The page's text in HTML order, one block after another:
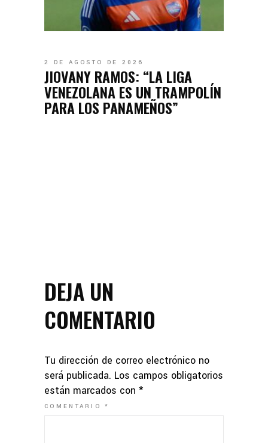
2 DE AGOSTO DE 2026
JIOVANY RAMOS: “LA LIGA
VENEZOLANA ES UN TRAMPOLÍN
PARA LOS PANAMEÑOS”
DEJA UN
COMENTARIO
Tu dirección de correo electrónico no
será publicada. Los campos obligatorios
están marcados con *
COMENTARIO*